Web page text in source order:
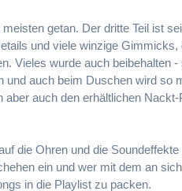
meisten getan. Der dritte Teil ist
und viele winzige Gimmicks,
Vieles wurde auch beibehalten
auch beim Duschen wird so
auch den erhältlichen
die Ohren und die
ein und wer mit dem an
in die Playlist zu packen.